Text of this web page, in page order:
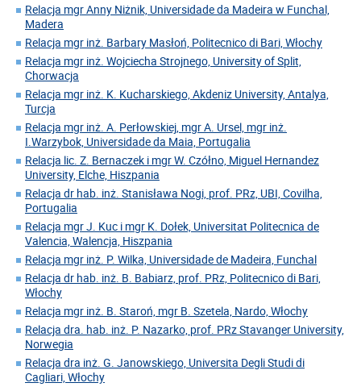
Relacja mgr Anny Niżnik, Universidade da Madeira w Funchal,
Madera
Relacja mgr inż. Barbary Masłoń, Politecnico di Bari, Włochy
Relacja mgr inż. Wojciecha Strojnego, University of Split,
Chorwacja
Relacja mgr inż. K. Kucharskiego, Akdeniz University, Antalya,
Turcja
Relacja mgr inż. A. Perłowskiej, mgr A. Ursel, mgr inż.
I.Warzybok, Universidade da Maia, Portugalia
Relacja lic. Z. Bernaczek i mgr W. Czółno, Miguel Hernandez
University, Elche, Hiszpania
Relacja dr hab. inż. Stanisława Nogi, prof. PRz, UBI, Covilha,
Portugalia
Relacja mgr J. Kuc i mgr K. Dołek, Universitat Politecnica de
Valencia, Walencja, Hiszpania
Relacja mgr inż. P. Wilka, Universidade de Madeira, Funchal
Relacja dr hab. inż. B. Babiarz, prof. PRz, Politecnico di Bari,
Włochy
Relacja mgr inż. B. Staroń, mgr B. Szetela, Nardo, Włochy
Relacja dra. hab. inż. P. Nazarko, prof. PRz Stavanger University,
Norwegia
Relacja dra inż. G. Janowskiego, Universita Degli Studi di
Cagliari, Włochy